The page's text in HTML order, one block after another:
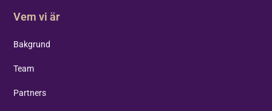
Vem vi är
Bakgrund
Team
Partners